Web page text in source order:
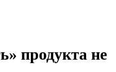
продукта не